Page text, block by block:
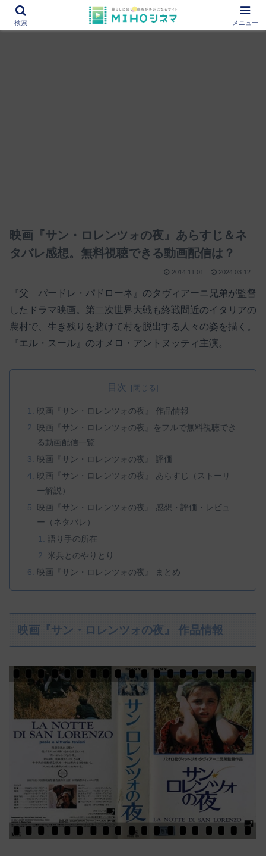
12000作品を紹介！あなたの映画図書館『MIHOシネマ』
映画『サン・ロレンツォの夜』あらすじ＆ネ
タバレ感想。無料視聴できる動画配信は？
2014.11.01 2024.03.12
『父 パードレ・パドローネ』のタヴィアーニ兄弟が監督
したドラマ映画。第二次世界大戦も終戦間近のイタリアの
農村で、生き残りを賭けて村を脱出する人々の姿を描く。
『エル・スール』のオメロ・アントヌッティ主演。
目次
映画『サン・ロレンツォの夜』 作品情報
映画『サン・ロレンツォの夜』をフルで無料視聴でき
る動画配信一覧
映画『サン・ロレンツォの夜』 評価
映画『サン・ロレンツォの夜』 あらすじ（ストーリ
ー解説）
映画『サン・ロレンツォの夜』 感想・評価・レビュ
ー（ネタバレ）
語り手の所在
米兵とのやりとり
映画『サン・ロレンツォの夜』 まとめ
映画『サン・ロレンツォの夜』 作品情報
検索 メニュー